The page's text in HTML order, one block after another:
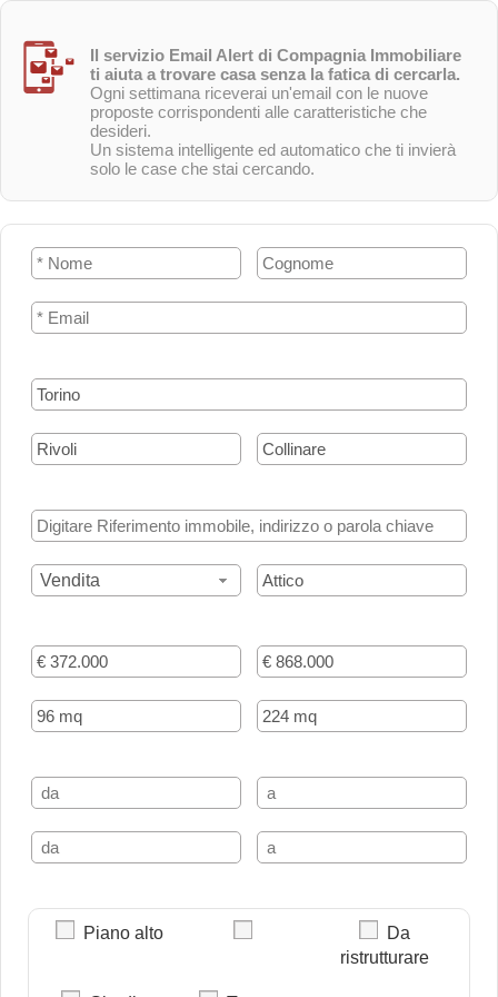
Il servizio Email Alert di Compagnia Immobiliare
ti aiuta a trovare casa senza la fatica di cercarla.
Ogni settimana riceverai un'email con le nuove
proposte corrispondenti alle caratteristiche che
desideri.
Un sistema intelligente ed automatico che ti invierà
solo le case che stai cercando.
Vendita
Piano alto
Da
ristrutturare